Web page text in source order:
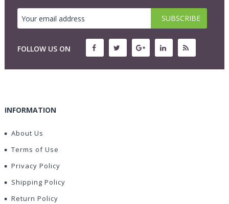
FOLLOW US ON
INFORMATION
About Us
Terms of Use
Privacy Policy
Shipping Policy
Return Policy